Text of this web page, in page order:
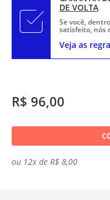
R$ 96,00
ou 12x de R$ 8,00
DE VOLTA
Se você,
satisfeito, nós
Veja as